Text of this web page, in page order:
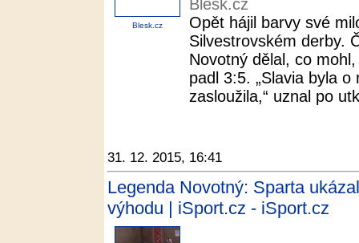
Blesk.cz
Blesk.cz
Opět hájil barvy své
Silvestrovském derby.
Novotný dělal, co
padl 3:5. „Slavia byla
zasloužila,“ uznal po
31. 12. 2015, 16:41
Legenda Novotný: Sparta
výhodu | iSport.cz - iSport.cz